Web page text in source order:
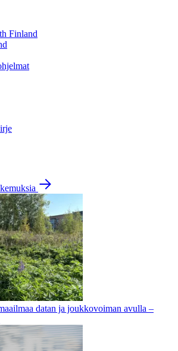
Finland
datan ja joukkovoiman avulla –